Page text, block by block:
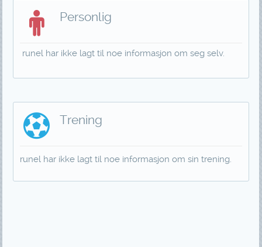
Personlig
runel har ikke lagt til noe informasjon om seg selv.
Trening
runel har ikke lagt til noe informasjon om sin trening.